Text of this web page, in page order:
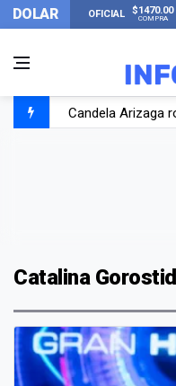
DOLAR OFICIAL $1470.00
COMPRA
Candela Arizaga
Catalina